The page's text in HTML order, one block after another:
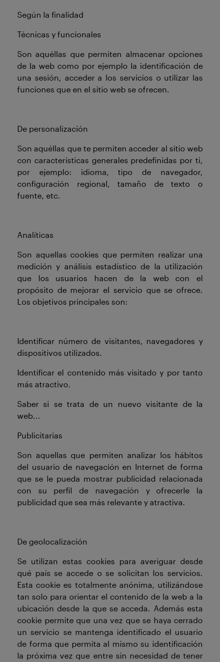
Según la finalidad
Técnicas y funcionales
Son aquéllas que permiten almacenar opciones
de la web como por ejemplo la identificación de
una sesión, acceder a los servicios o utilizar las
funciones que en el sitio web se ofrecen.
De personalización
Son aquéllas que te permiten acceder al sitio web
con características generales predefinidas por ti,
por ejemplo: idioma, tipo de navegador,
configuración regional, tamaño de texto o
fuente, etc.
Analíticas
Son aquellas cookies que permiten realizar una
medición y análisis estadístico de la utilización
que los usuarios hacen de la web con el
propósito de mejorar el servicio que se ofrece.
Los objetivos principales son:
Identificar número de visitantes, navegadores y
dispositivos utilizados.
Identificar el contenido más visitado y por tanto
más atractivo.
Saber si se trata de un nuevo visitante de la
web...
Publicitarias
Son aquellas que permiten analizar los hábitos
del usuario de navegación en Internet de forma
que se le pueda mostrar publicidad relacionada
con su perfil de navegación y ofrecerle la
publicidad que sea más relevante y atractiva.
De geolocalización
Se utilizan estas cookies para averiguar desde
qué país se accede o se solicitan los servicios.
Esta cookie es totalmente anónima, utilizándose
tan solo para orientar el contenido de la web a la
ubicación desde la que se acceda. Además esta
cookie permite que una vez que se haya cerrado
un servicio se mantenga identificado el usuario
de forma que permita al mismo su identificación
la próxima vez que entre sin necesidad de tener